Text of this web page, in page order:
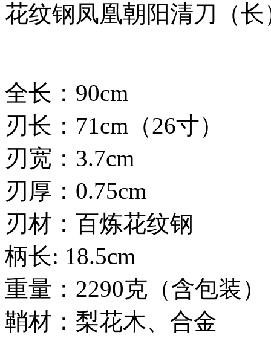
花纹钢凤凰朝阳清刀（长
全长：90cm
刃长：71cm（26寸）
刃宽：3.7cm
刃厚：0.75cm
刃材：百炼花纹钢
柄长: 18.5cm
重量：2290克（含包装）
鞘材：梨花木、合金